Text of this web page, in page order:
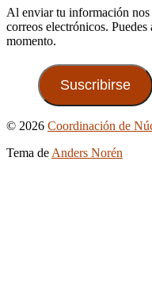
Al enviar tu información nos
correos electrónicos.
momento.
Suscribirse
Ir
© 2026 Coordinación de
Tema de Anders Norén